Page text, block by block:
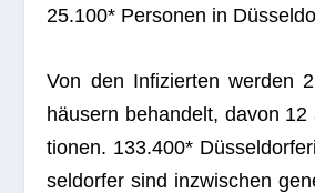
25.100* Per­so­nen in
Von den Infi­zier­ten wer­den
häu­sern behan­delt, davon
tio­nen. 133.400*
sel­dor­fer sind inzwi­schen